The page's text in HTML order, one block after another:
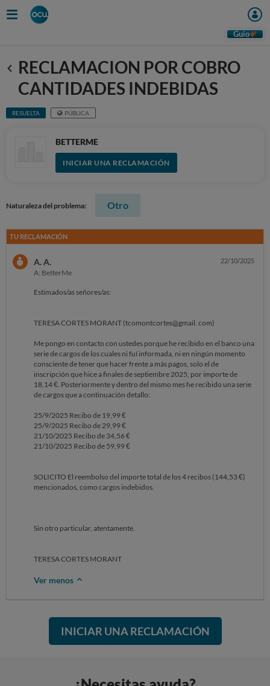
Guio
Anterior
RECLAMACION POR COBRO
CANTIDADES INDEBIDAS
RESUELTA PÚBLICA
BETTERME
INICIAR UNA RECLAMACIÓN
Naturaleza del problema: Otro
TU RECLAMACIÓN
A. A.
A: BetterMe
22/10/2025
Estimados/as señores/as:
TERESA CORTES MORANT (tcomontcortes@gmail. com)
Me pongo en contacto con ustedes porque he recibido en el banco una
serie de cargos de los cuales ni fuí informada, ni en ningún momento
consciente de tener que hacer frente a más pagos, solo el de
inscripción que hice a finales de septiembre 2025, por importe de
18,14 €. Posteriormente y dentro del mismo mes he recibido una serie
de cargos que a continuación detallo:
25/9/2025 Recibo de 19,99 €
25/9/2025 Recibo de 29,99 €
21/10/2025 Recibo de 34,56 €
21/10/2025 Recibo de 59,99 €
SOLICITO El reembolso del importe total de los 4 recibos (144,53 €)
mencionados, como cargos indebidos.
Sin otro particular, atentamente.
TERESA CORTES MORANT
Ver menos
INICIAR UNA RECLAMACIÓN